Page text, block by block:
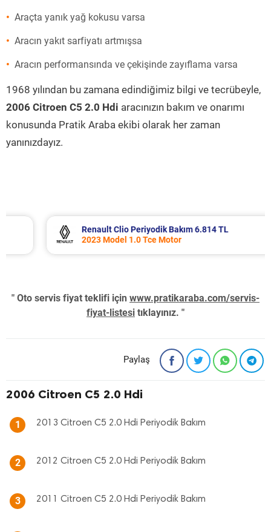
Araçta yanık yağ kokusu varsa
Aracın yakıt sarfiyatı artmışsa
Aracın performansında ve çekişinde zayıflama varsa
1968 yılından bu zamana edindiğimiz bilgi ve tecrübeyle,
2006 Citroen C5 2.0 Hdi aracınızın bakım ve onarımı
konusunda Pratik Araba ekibi olarak her zaman
yanınızdayız.
Renault Clio Periyodik Bakım 6.814 TL
2023 Model 1.0 Tce Motor
" Oto servis fiyat teklifi için www.pratikaraba.com/servis-
fiyat-listesi tıklayınız. "
Paylaş
2006 Citroen C5 2.0 Hdi
1 2013 Citroen C5 2.0 Hdi Periyodik Bakım
2 2012 Citroen C5 2.0 Hdi Periyodik Bakım
3 2011 Citroen C5 2.0 Hdi Periyodik Bakım